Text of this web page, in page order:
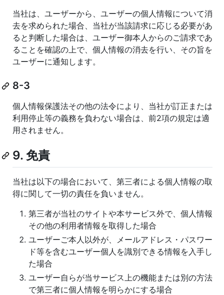
当社は、ユーザーから、ユーザーの個人情報について消
去を求められた場合、当社が当該請求に応じる必要があ
ると判断した場合は、ユーザー御本人からのご請求であ
ることを確認の上で、個人情報の消去を行い、その旨を
ユーザーに通知します。
8-3
個人情報保護法その他の法令により、当社が訂正または
利用停止等の義務を負わない場合は、前2項の規定は適
用されません。
9. 免責
当社は以下の場合において、第三者による個人情報の取
得に関して一切の責任を負いません。
第三者が当社のサイトや本サービス外で、個人情報
その他の利用者情報を取得した場合
ユーザーご本人以外が、メールアドレス・パスワー
ド等を含むユーザー個人を識別できる情報を入手し
た場合
ユーザー自らが当サービス上の機能または別の方法
で第三者に個人情報を明らかにする場合